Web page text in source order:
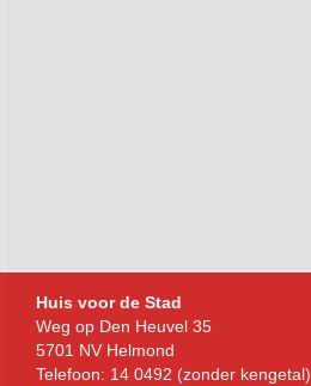
Bezoekadres
Huis voor de Stad
Weg op Den Heuvel 35
5701 NV Helmond
Telefoon: 14 0492 (zonder kengetal)